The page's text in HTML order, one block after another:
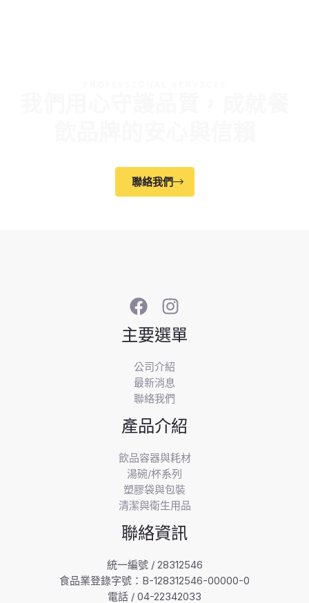
聯絡我們
主要選單
公司介紹
最新消息
聯絡我們
產品介紹
飲品容器與耗材
湯碗/杯系列
塑膠袋與包裝
清潔與衛生用品
聯絡資訊
統一編號 / 28312546
食品業登錄字號：B-128312546-00000-0
電話 / 04-22342033